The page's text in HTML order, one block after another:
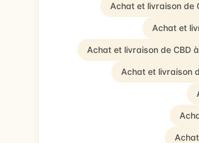
Achat et livraison de
Achat et
Achat et livraison de CBD
Achat et livraison